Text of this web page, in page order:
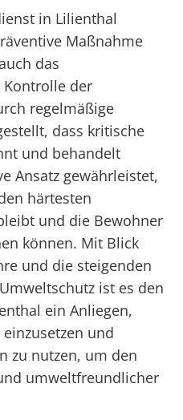
in Lilienthal
Maßnahme
das
Kontrolle der
regelmäßige
dass kritische
und behandelt
Ansatz gewährleistet,
härtesten
und die Bewohner
können. Mit Blick
und die steigenden
ist es den
ein Anliegen,
und
zu nutzen, um den
umweltfreundlicher